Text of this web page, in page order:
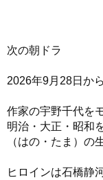
次の朝ドラ
2026年9月28日か
作家の宇野千代を
明治・大正・昭和
（はの・たま）の
ヒロインは石橋静